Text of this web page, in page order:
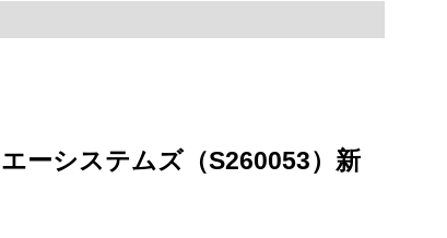
ーシステムズ（S260053）新